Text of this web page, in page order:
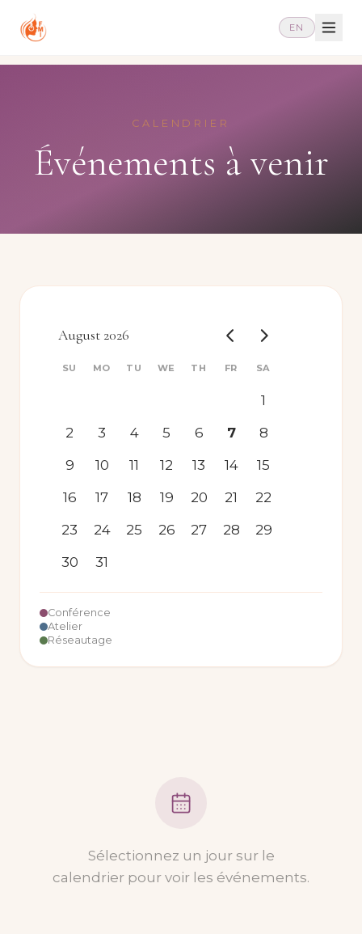
EN
CALENDRIER
Événements à venir
August 2026
SU MO TU WE TH FR SA
1
2
3 4 5 6 7
8
9
10 11 12 13 14
15
16
17 18 19 20 21
22
23
24 25 26 27 28
29
30
31
Conférence
Atelier
Réseautage
Sélectionnez un jour sur le
calendrier pour voir les événements.